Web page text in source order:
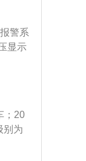
特
里，
警系
显示
个
备
系统
联网
射
没
；20
别为
4、